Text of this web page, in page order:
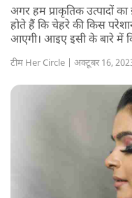
अगर हम प्राकृतिक उत्पादों
होते हैं कि चेहरे की किस
आएगी। आइए इसी के बारे में
टीम Her Circle | अक्टूबर 16,